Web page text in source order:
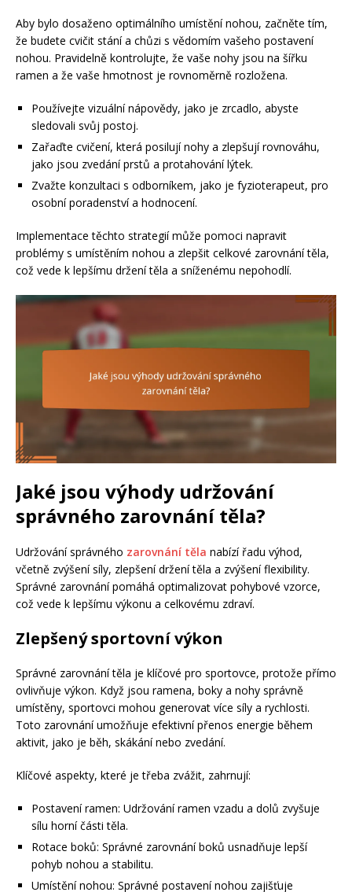
Aby bylo dosaženo optimálního umístění nohou, začněte tím,
že budete cvičit stání a chůzi s vědomím vašeho postavení
nohou. Pravidelně kontrolujte, že vaše nohy jsou na šířku
ramen a že vaše hmotnost je rovnoměrně rozložena.
Používejte vizuální nápovědy, jako je zrcadlo, abyste
sledovali svůj postoj.
Zařaďte cvičení, která posilují nohy a zlepšují rovnováhu,
jako jsou zvedání prstů a protahování lýtek.
Zvažte konzultaci s odborníkem, jako je fyzioterapeut, pro
osobní poradenství a hodnocení.
Implementace těchto strategií může pomoci napravit
problémy s umístěním nohou a zlepšit celkové zarovnání těla,
což vede k lepšímu držení těla a sníženému nepohodlí.
Jaké jsou výhody udržování
správného zarovnání těla?
Udržování správného zarovnání těla nabízí řadu výhod,
včetně zvýšení síly, zlepšení držení těla a zvýšení flexibility.
Správné zarovnání pomáhá optimalizovat pohybové vzorce,
což vede k lepšímu výkonu a celkovému zdraví.
Zlepšený sportovní výkon
Správné zarovnání těla je klíčové pro sportovce, protože přímo
ovlivňuje výkon. Když jsou ramena, boky a nohy správně
umístěny, sportovci mohou generovat více síly a rychlosti.
Toto zarovnání umožňuje efektivní přenos energie během
aktivit, jako je běh, skákání nebo zvedání.
Klíčové aspekty, které je třeba zvážit, zahrnují:
Postavení ramen: Udržování ramen vzadu a dolů zvyšuje
sílu horní části těla.
Rotace boků: Správné zarovnání boků usnadňuje lepší
pohyb nohou a stabilitu.
Umístění nohou: Správné postavení nohou zajišťuje